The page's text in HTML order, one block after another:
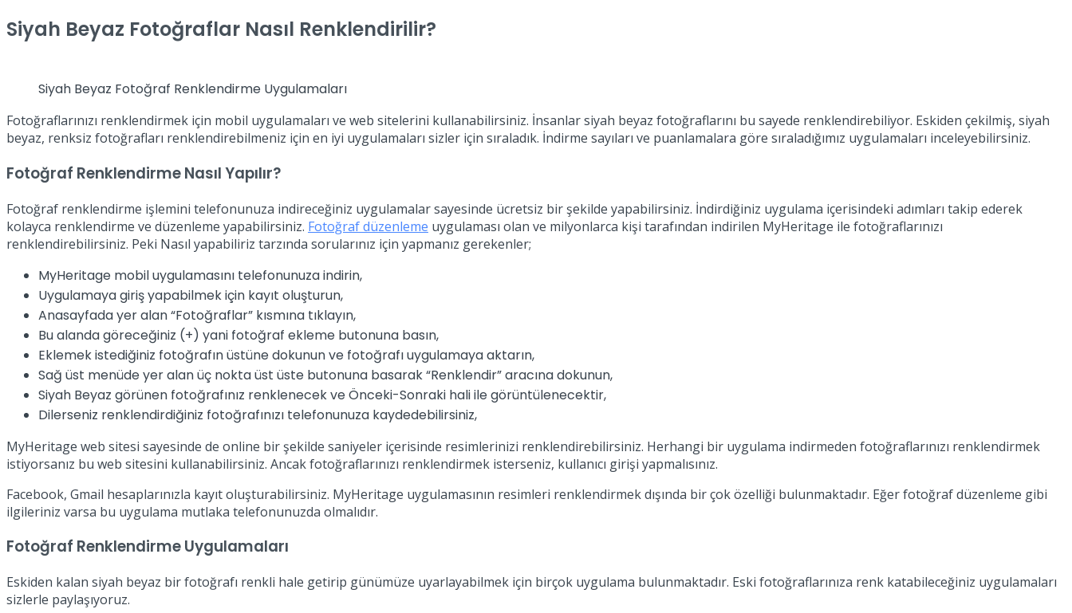
Siyah Beyaz Fotoğraflar Nasıl Renklendirilir?
Siyah Beyaz Fotoğraf Renklendirme Uygulamaları
Fotoğraflarınızı renklendirmek için mobil uygulamaları ve web sitelerini kullanabilirsiniz. İnsanlar siyah beyaz fotoğraflarını bu sayede renklendirebiliyor. Eskiden çekilmiş, siyah
beyaz, renksiz fotoğrafları renklendirebilmeniz için en iyi uygulamaları sizler için sıraladık. İndirme sayıları ve puanlamalara göre sıraladığımız uygulamaları inceleyebilirsiniz.
Fotoğraf Renklendirme Nasıl Yapılır?
Fotoğraf renklendirme işlemini telefonunuza indireceğiniz uygulamalar sayesinde ücretsiz bir şekilde yapabilirsiniz. İndirdiğiniz uygulama içerisindeki adımları takip ederek
kolayca renklendirme ve düzenleme yapabilirsiniz. Fotoğraf düzenleme uygulaması olan ve milyonlarca kişi tarafından indirilen MyHeritage ile fotoğraflarınızı
renklendirebilirsiniz. Peki Nasıl yapabiliriz tarzında sorularınız için yapmanız gerekenler;
MyHeritage mobil uygulamasını telefonunuza indirin,
Uygulamaya giriş yapabilmek için kayıt oluşturun,
Anasayfada yer alan “Fotoğraflar” kısmına tıklayın,
Bu alanda göreceğiniz (+) yani fotoğraf ekleme butonuna basın,
Eklemek istediğiniz fotoğrafın üstüne dokunun ve fotoğrafı uygulamaya aktarın,
Sağ üst menüde yer alan üç nokta üst üste butonuna basarak “Renklendir” aracına dokunun,
Siyah Beyaz görünen fotoğrafınız renklenecek ve Önceki-Sonraki hali ile görüntülenecektir,
Dilerseniz renklendirdiğiniz fotoğrafınızı telefonunuza kaydedebilirsiniz,
MyHeritage web sitesi sayesinde de online bir şekilde saniyeler içerisinde resimlerinizi renklendirebilirsiniz. Herhangi bir uygulama indirmeden fotoğraflarınızı renklendirmek
istiyorsanız bu web sitesini kullanabilirsiniz. Ancak fotoğraflarınızı renklendirmek isterseniz, kullanıcı girişi yapmalısınız.
Facebook, Gmail hesaplarınızla kayıt oluşturabilirsiniz. MyHeritage uygulamasının resimleri renklendirmek dışında bir çok özelliği bulunmaktadır. Eğer fotoğraf düzenleme gibi
ilgileriniz varsa bu uygulama mutlaka telefonunuzda olmalıdır.
Fotoğraf Renklendirme Uygulamaları
Eskiden kalan siyah beyaz bir fotoğrafı renkli hale getirip günümüze uyarlayabilmek için birçok uygulama bulunmaktadır. Eski fotoğraflarınıza renk katabileceğiniz uygulamaları
sizlerle paylaşıyoruz.